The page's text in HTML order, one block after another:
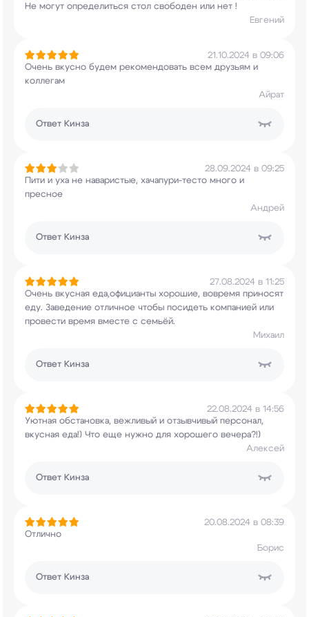
Не могут определиться стол свободен или нет !
Евгений
21.10.2024 в 09:06
Очень вкусно будем рекомендовать всем друзьям и
коллегам
Айрат
Ответ Кинза
28.09.2024 в 09:25
Пити и уха не наваристые, хачапури-тесто много и
пресное
Андрей
Ответ Кинза
27.08.2024 в 11:25
Очень вкусная еда,официанты хорошие, вовремя приносят
еду. Заведение отличное чтобы посидеть компанией или
провести время вместе с семьёй.
Михаил
Ответ Кинза
22.08.2024 в 14:56
Уютная обстановка, вежливый и отзывчивый персонал,
вкусная еда!) Что еще нужно для хорошего вечера?!)
Алексей
Ответ Кинза
20.08.2024 в 08:39
Отлично
Борис
Ответ Кинза